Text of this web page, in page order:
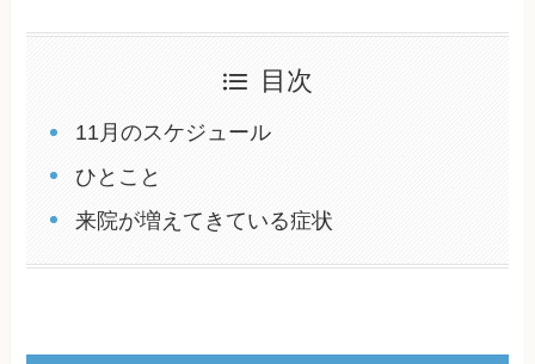
目次
11月のスケジュール
ひとこと
来院が増えてきている症状